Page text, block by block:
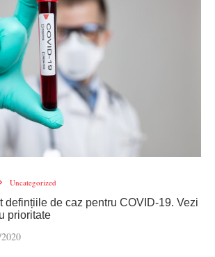
Uncategorized
defințiile de caz pentru COVID-19. Vezi
prioritate